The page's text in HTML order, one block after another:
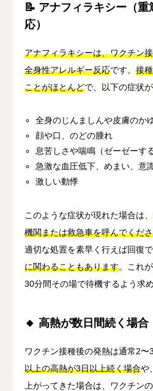
📝 アナフィラキシー（
応）
アナフィラキシーは、ワクチン
全身性アレルギー反応です。 接
ことがほとんどで、以下の症状が
全身のじんましんや皮膚のか
顔や口、のどの腫れ
息苦しさや喘鳴（ゼーゼーす
急激な血圧低下、めまい、意
激しい動悸
このような症状が現れた場合は、
機関または救急車を呼んでくだ
適切な処置を素早く行えば回復で
に関わることもあります。これ
30分間その場で待機するよう求
🔸 高熱が数日間続く場合
ワクチン接種後の発熱は通常2〜
以上の高熱が3日以上続く場合や
上がってきた場合は、ワクチン